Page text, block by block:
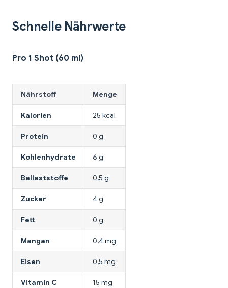
Schnelle Nährwerte
Pro 1 Shot (60 ml)
Nährstoff Menge
Kalorien 25 kcal
Protein 0 g
Kohlenhydrate 6 g
Ballaststoffe 0,5 g
Zucker 4 g
Fett 0 g
Mangan 0,4 mg
Eisen 0,5 mg
Vitamin C 15 mg